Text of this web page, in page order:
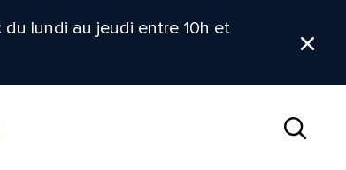
lundi au jeudi entre 10h et